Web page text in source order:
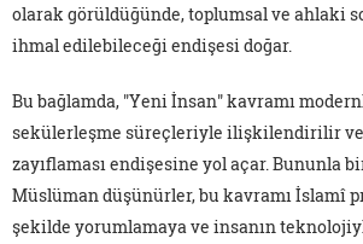
olarak görüldüğünde, toplumsal ve ahlaki
ihmal edilebileceği endişesi doğar.
Bu bağlamda, "Yeni İnsan" kavramı
sekülerleşme süreçleriyle ilişkilendirilir
zayıflaması endişesine yol açar. Bununla
Müslüman düşünürler, bu kavramı İslamî
şekilde yorumlamaya ve insanın